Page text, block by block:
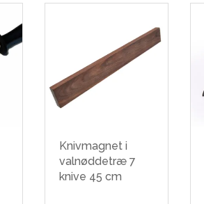
Knivmagnet i
valnøddetræ 7
knive 45 cm